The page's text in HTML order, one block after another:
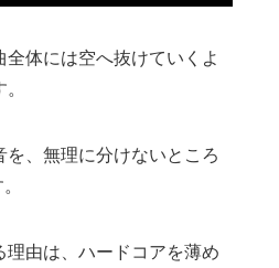
体には空へ抜けていくよ
、無理に分けないところ
由は、ハードコアを薄め